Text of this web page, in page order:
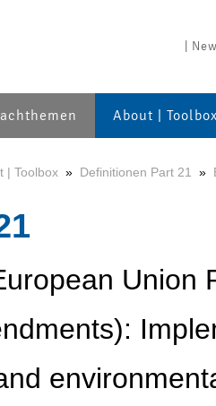
|
About |
| Toolbox » Definitionen Part 21 »
Union